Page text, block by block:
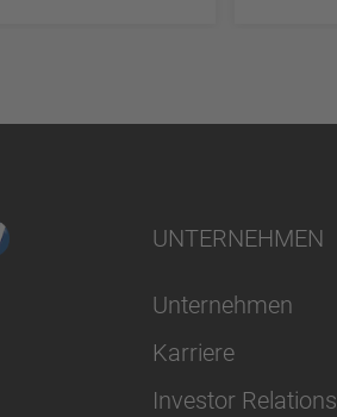
UNTERNEHMEN
Unternehmen
Karriere
Investor Relations